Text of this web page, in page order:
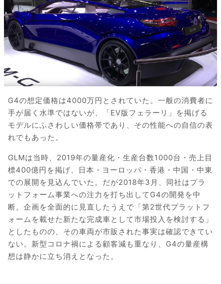
G4の想定価格は4000万円とされていた。一般の消費者に
手が届く水準ではないが、「EV版フェラーリ」を掲げる
モデルにふさわしい価格帯であり、その性能への自信の表
れでもあった。
GLMは当時、2019年の量産化・生産台数1000台・売上目
標400億円を掲げ、日本・ヨーロッパ・香港・中国・中東
での展開を見込んでいた。だが2018年3月、同社はプラ
ットフォーム事業への注力を打ち出してG4の開発を中
断。企画を全面的に見直したうえで「第2世代プラットフ
ォームを載せた新たな完成車として市場投入を検討する」
としたものの、その車両が市販された事実は確認できてい
ない。新型コロナ禍による顧客減も重なり、G4の量産構
想は静かに立ち消えとなった。